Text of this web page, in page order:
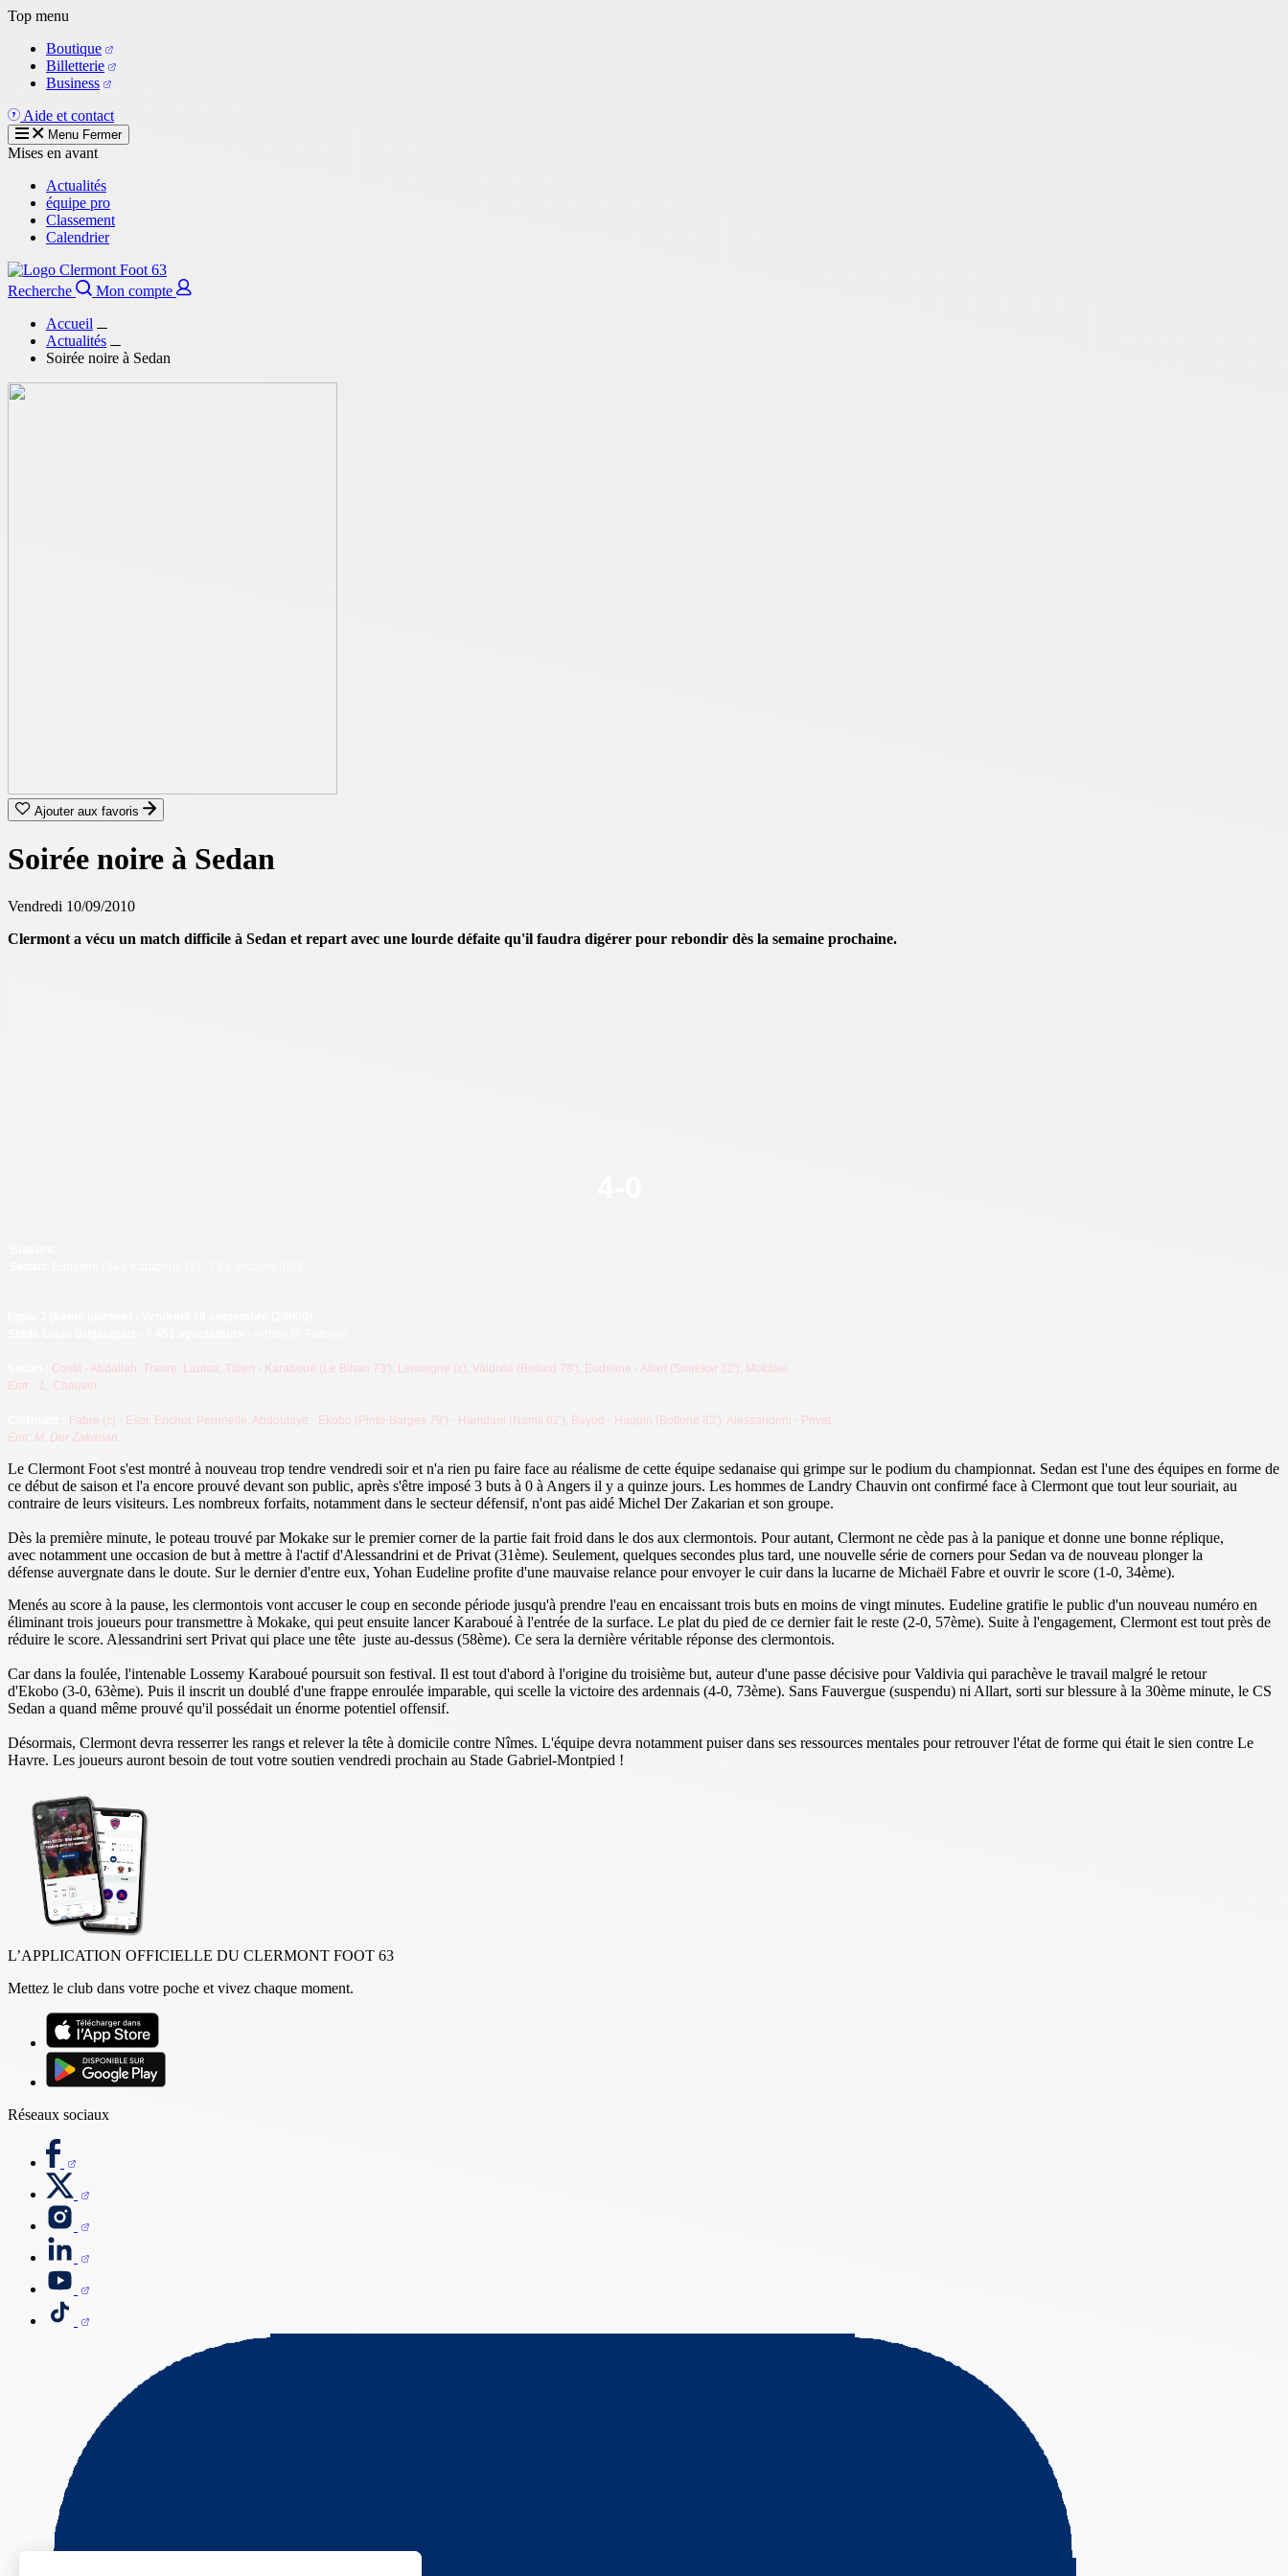
Aller
contenu
principal
Top menu
Boutique
Billetterie
Business
Aide et contact
Menu Fermer
Mises en avant
Actualités
équipe pro
Classement
Calendrier
Recherche
Mon compte
Accueil
Actualités
Soirée noire à Sedan
Ajouter aux favoris
Soirée noire à Sedan
Vendredi 10/09/2010
Clermont a vécu un match difficile à Sedan et repart avec une lourde défaite qu'il faudra digérer pour rebondir dès la semaine prochaine.
Costil - Abdallah, Traore, Lautoa, Tiberi - Karaboué (Le Bihan 73'), Lemoigne (c), Valdivia (Bellaïd 78'), Eudeline - Allart (Smrekar 32'), Mokake.
Entr. : L. Chauvin.
Fabre (c) - Esor, Erichot, Perrinelle, Abdoulaye - Ekobo (Pinto-Borges 79') - Hamdani (Namli 62'), Bayod - Haquin (Bottone 83'), Alessandrini - Privat.
Entr: M. Der Zakarian.
Le Clermont Foot s'est montré à nouveau trop tendre vendredi soir et n'a rien pu faire face au réalisme de cette équipe sedanaise qui grimpe sur le podium du championnat. Sedan est l'une des équipes en forme de
ce début de saison et l'a encore prouvé devant son public, après s'être imposé 3 buts à 0 à Angers il y a quinze jours. Les hommes de Landry Chauvin ont confirmé face à Clermont que tout leur souriait, au
contraire de leurs visiteurs. Les nombreux forfaits, notamment dans le secteur défensif, n'ont pas aidé Michel Der Zakarian et son groupe.
Dès la première minute, le poteau trouvé par Mokake sur le premier corner de la partie fait froid dans le dos aux clermontois. Pour autant, Clermont ne cède pas à la panique et donne une bonne réplique,
avec notamment une occasion de but à mettre à l'actif d'Alessandrini et de Privat (31ème). Seulement, quelques secondes plus tard, une nouvelle série de corners pour Sedan va de nouveau plonger la
défense auvergnate dans le doute. Sur le dernier d'entre eux, Yohan Eudeline profite d'une mauvaise relance pour envoyer le cuir dans la lucarne de Michaël Fabre et ouvrir le score (1-0, 34ème).
Menés au score à la pause, les clermontois vont accuser le coup en seconde période jusqu'à prendre l'eau en encaissant trois buts en moins de vingt minutes. Eudeline gratifie le public d'un nouveau numéro en
éliminant trois joueurs pour transmettre à Mokake, qui peut ensuite lancer Karaboué à l'entrée de la surface. Le plat du pied de ce dernier fait le reste (2-0, 57ème). Suite à l'engagement, Clermont est tout près de
réduire le score. Alessandrini sert Privat qui place une tête juste au-dessus (58ème). Ce sera la dernière véritable réponse des clermontois.
Car dans la foulée, l'intenable Lossemy Karaboué poursuit son festival. Il est tout d'abord à l'origine du troisième but, auteur d'une passe décisive pour Valdivia qui parachève le travail malgré le retour
d'Ekobo (3-0, 63ème). Puis il inscrit un doublé d'une frappe enroulée imparable, qui scelle la victoire des ardennais (4-0, 73ème). Sans Fauvergue (suspendu) ni Allart, sorti sur blessure à la 30ème minute, le CS
Sedan a quand même prouvé qu'il possédait un énorme potentiel offensif.
Désormais, Clermont devra resserrer les rangs et relever la tête à domicile contre Nîmes. L'équipe devra notamment puiser dans ses ressources mentales pour retrouver l'état de forme qui était le sien contre Le
Havre. Les joueurs auront besoin de tout votre soutien vendredi prochain au Stade Gabriel-Montpied !
L’APPLICATION OFFICIELLE DU CLERMONT FOOT 63
Mettez le club dans votre poche et vivez chaque moment.
Réseaux sociaux